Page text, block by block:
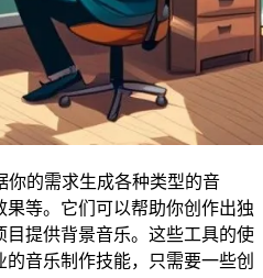
你的需求生成各种类型的音
等。它们可以帮助你创作出独
提供背景音乐。这些工具的使
音乐制作技能，只需要一些创